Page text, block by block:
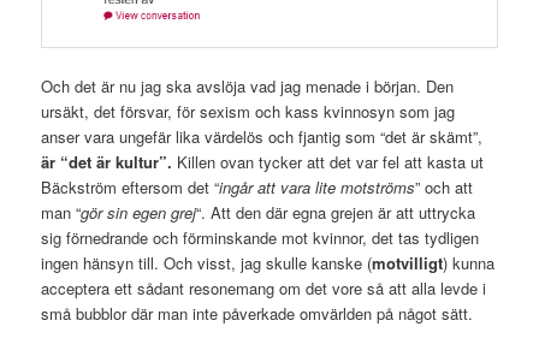
Och det är nu jag ska avslöja vad jag menade i början. Den
ursäkt, det försvar, för sexism och kass kvinnosyn som jag
anser vara ungefär lika värdelös och fjantig som “det är skämt”,
är “det är kultur”. Killen ovan tycker att det var fel att kasta ut
Bäckström eftersom det “ingår att vara lite motströms” och att
man “gör sin egen grej“. Att den där egna grejen är att uttrycka
sig förnedrande och förminskande mot kvinnor, det tas tydligen
ingen hänsyn till. Och visst, jag skulle kanske (motvilligt) kunna
acceptera ett sådant resonemang om det vore så att alla levde i
små bubblor där man inte påverkade omvärlden på något sätt.